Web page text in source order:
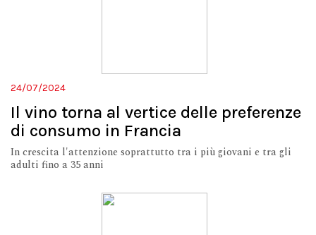
24/07/2024
Il vino torna al vertice delle preferenze
di consumo in Francia
In crescita l'attenzione soprattutto tra i più giovani e tra gli
adulti fino a 35 anni